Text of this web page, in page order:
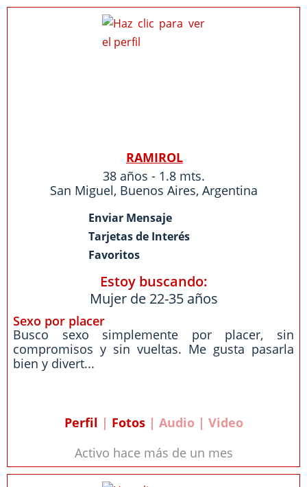
RAMIROL
38 años - 1.8 mts.
San Miguel, Buenos Aires, Argentina
Enviar Mensaje
Tarjetas de Interés
Favoritos
Estoy buscando:
Mujer de 22-35 años
Sexo por placer
Busco sexo simplemente por placer, sin
compromisos y sin vueltas. Me gusta pasarla
bien y divert...
Perfil | Fotos| Audio | Video
Activo hace más de un mes